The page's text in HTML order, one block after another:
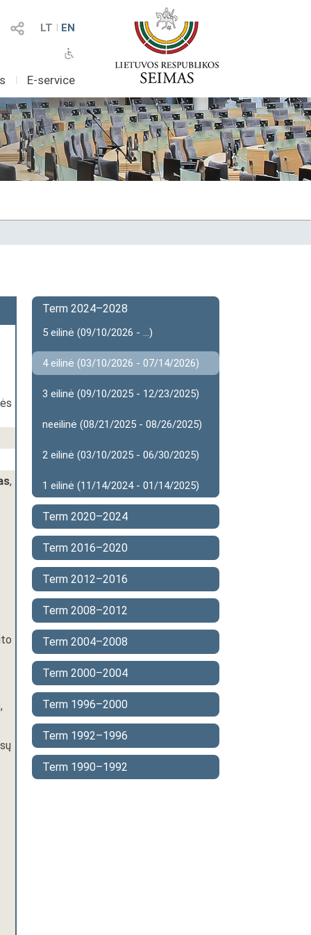
LT I EN
I E-service
,
,
Term 2024–2028
5 eilinė (09/10/2026 - ...)
4 eilinė (03/10/2026 - 07/14/2026)
3 eilinė (09/10/2025 - 12/23/2025)
neeilinė (08/21/2025 - 08/26/2025)
2 eilinė (03/10/2025 - 06/30/2025)
1 eilinė (11/14/2024 - 01/14/2025)
Term 2020–2024
Term 2016–2020
Term 2012–2016
Term 2008–2012
Term 2004–2008
Term 2000–2004
Term 1996–2000
Term 1992–1996
Term 1990–1992